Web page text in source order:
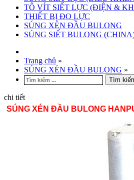
TÔ VÍT SIẾT LỰC (ĐIỆN &
THIẾT BỊ ĐO LỰC
SÚNG XÉN ĐẦU BULONG
SÚNG SIẾT BULONG
Trang chủ »
SÚNG XÉN ĐẦU BULONG »
Tìm
chi tiết
SÚNG XÉN ĐẦU BULONG